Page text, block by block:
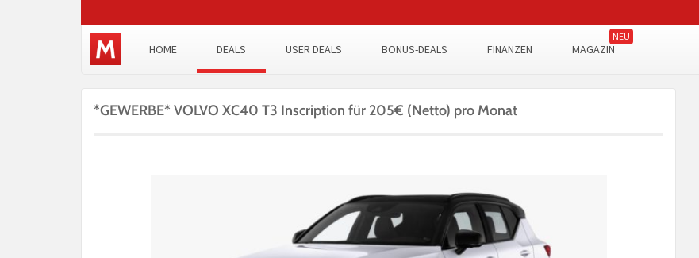
HOME DEALS USER DEALS BONUS-DEALS FINANZEN MAGAZIN
*GEWERBE* VOLVO XC40 T3 Inscription für 205€ (Netto) pro Monat